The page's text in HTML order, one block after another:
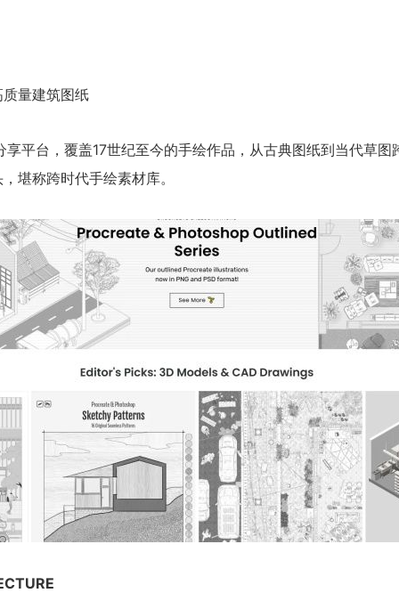
量建筑图纸
平台，覆盖17世纪至今的手绘作品，从古典图纸到当代草图
堪称跨时代手绘素材库。